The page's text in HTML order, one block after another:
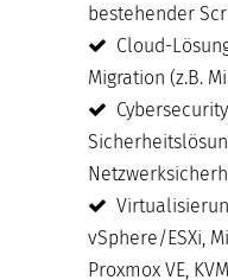
bestehender
Cloud-
Migration (z.B.
vSphere/ESXi,
Proxmox VE,